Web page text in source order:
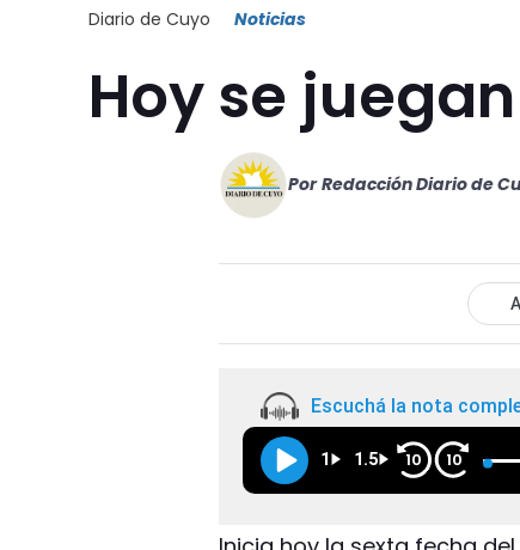
Diario de Cuyo Noticias
Hoy se
Por Redacción Diario de
Escuchá la nota
1 1.5 10 10